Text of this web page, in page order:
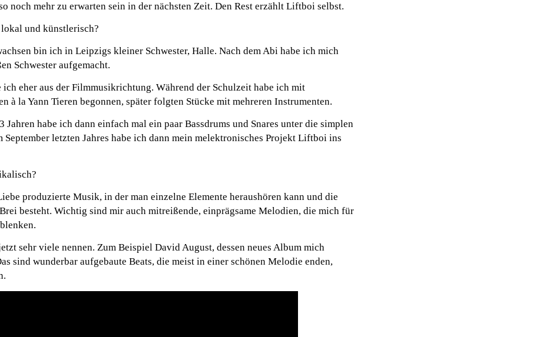
noch mehr zu erwarten sein in der nächsten Zeit. Den Rest erzählt Liftboi selbst.
und künstlerisch?
bin ich in Leipzigs kleiner Schwester, Halle. Nach dem Abi habe ich mich
Schwester aufgemacht.
eher aus der Filmmusikrichtung. Während der Schulzeit habe ich mit
à la Yann Tieren begonnen, später folgten Stücke mit mehreren Instrumenten.
Jahren habe ich dann einfach mal ein paar Bassdrums und Snares unter die simplen
September letzten Jahres habe ich dann mein melektronisches Projekt Liftboi ins
produzierte Musik, in der man einzelne Elemente heraushören kann und die
besteht. Wichtig sind mir auch mitreißende, einprägsame Melodien, die mich für
sehr viele nennen. Zum Beispiel David August, dessen neues Album mich
sind wunderbar aufgebaute Beats, die meist in einer schönen Melodie enden,